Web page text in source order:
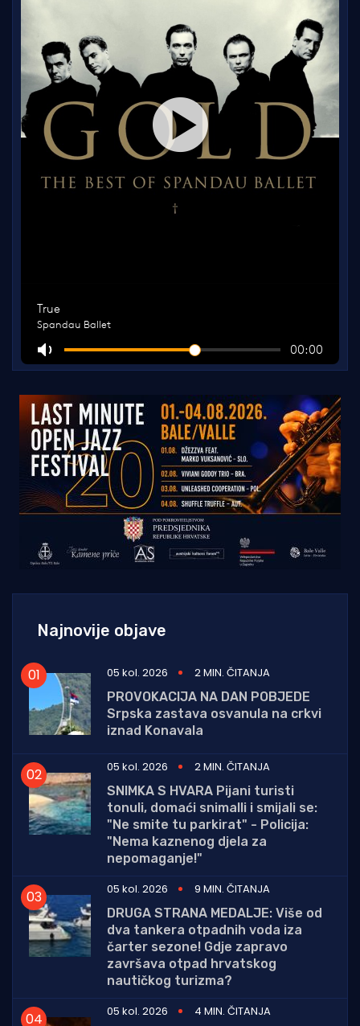
Najnovije objave
05 kol. 2026
2 MIN. ČITANJA
PROVOKACIJA NA DAN POBJEDE
Srpska zastava osvanula na crkvi
iznad Konavala
05 kol. 2026
2 MIN. ČITANJA
SNIMKA S HVARA Pijani turisti
tonuli, domaći snimalli i smijali se:
"Ne smite tu parkirat" - Policija:
"Nema kaznenog djela za
nepomaganje!"
05 kol. 2026
9 MIN. ČITANJA
DRUGA STRANA MEDALJE: Više od
dva tankera otpadnih voda iza
čarter sezone! Gdje zapravo
završava otpad hrvatskog
nautičkog turizma?
05 kol. 2026
4 MIN. ČITANJA